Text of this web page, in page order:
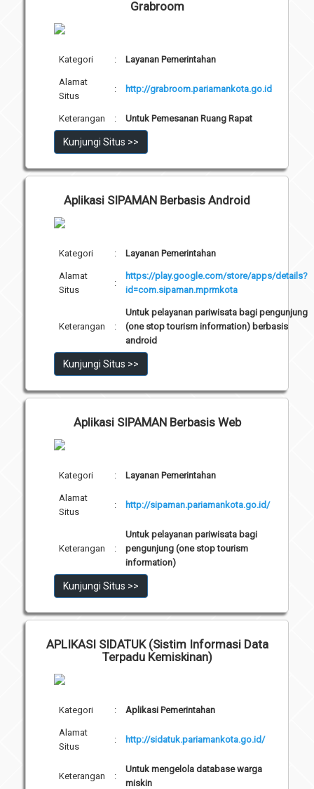
Grabroom
Kategori : Layanan Pemerintahan
Alamat
Situs
: http://grabroom.pariamankota.go.id
Keterangan : Untuk Pemesanan Ruang Rapat
Kunjungi Situs >>
Aplikasi SIPAMAN Berbasis Android
Kategori : Layanan Pemerintahan
Alamat
Situs
:
https://play.google.com/store/apps/details?
id=com.sipaman.mprmkota
Keterangan :
Untuk pelayanan pariwisata bagi pengunjung
(one stop tourism information) berbasis
android
Kunjungi Situs >>
Aplikasi SIPAMAN Berbasis Web
Kategori : Layanan Pemerintahan
Alamat
Situs
: http://sipaman.pariamankota.go.id/
Keterangan :
Untuk pelayanan pariwisata bagi
pengunjung (one stop tourism
information)
Kunjungi Situs >>
APLIKASI SIDATUK (Sistim Informasi Data
Terpadu Kemiskinan)
Kategori : Aplikasi Pemerintahan
Alamat
Situs
: http://sidatuk.pariamankota.go.id/
Keterangan :
Untuk mengelola database warga
miskin